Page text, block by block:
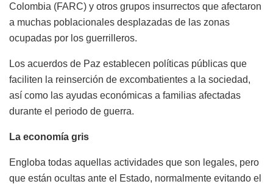
Colombia (FARC) y otros grupos insurrectos que afectaron
a muchas poblacionales desplazadas de las zonas
ocupadas por los guerrilleros.
Los acuerdos de Paz establecen políticas públicas que
faciliten la reinserción de excombatientes a la sociedad,
así como las ayudas económicas a familias afectadas
durante el periodo de guerra.
La economía gris
Engloba todas aquellas actividades que son legales, pero
que están ocultas ante el Estado, normalmente evitando el